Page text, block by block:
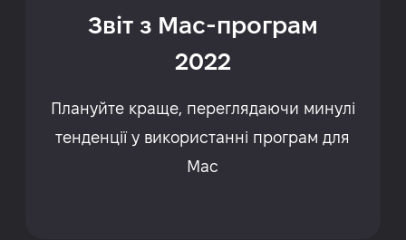
Звіт з Mac-програм
2022
Плануйте краще, переглядаючи минулі
тенденції у використанні програм для
Mac